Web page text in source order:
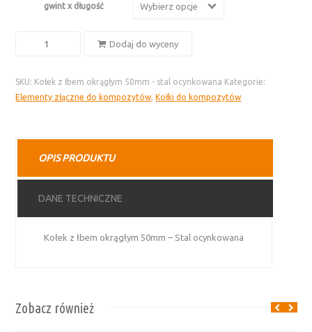
gwint x długość Wybierz opcje
łbem
okrągłym
ocynkowana
Dodaj do wyceny
SKU: Kołek z łbem okrągłym 50mm - stal ocynkowana Kategorie:
Elementy złączne do kompozytów,Kołki do kompozytów
OPIS PRODUKTU
DANE TECHNICZNE
Kołek z łbem okrągłym 50mm – Stal ocynkowana
Zobacz również